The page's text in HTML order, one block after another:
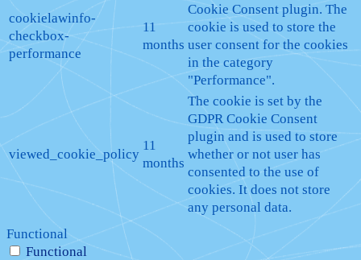
cookielawinfo-
checkbox-
performance
11
months
Cookie Consent plugin. The
cookie is used to store the
user consent for the cookies
in the category
"Performance".
viewed_cookie_policy
11
months
The cookie is set by the
GDPR Cookie Consent
plugin and is used to store
whether or not user has
consented to the use of
cookies. It does not store
any personal data.
Functional
Functional